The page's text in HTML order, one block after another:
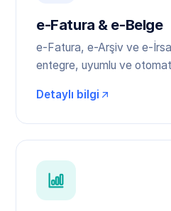
e-Fatura & e-Belge
e-Fatura, e-Arşiv ve e-
entegre, uyumlu ve
Detaylı bilgi